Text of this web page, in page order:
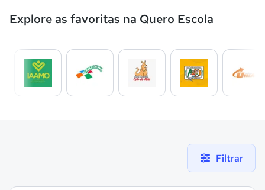
Explore as favoritas na Quero Escola
Filtrar